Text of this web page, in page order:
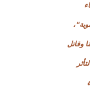
وقاتل